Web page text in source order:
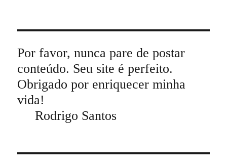
Por favor, nunca pare de postar
conteúdo. Seu site é perfeito.
Obrigado por enriquecer minha
vida!
Rodrigo Santos